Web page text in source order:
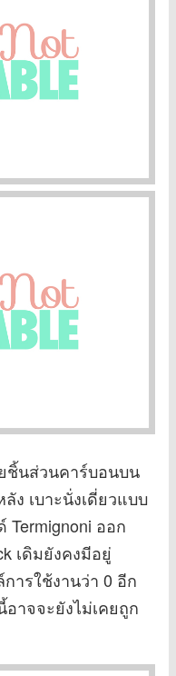
ชิ้นส่วนคาร์บอนบน
ง เบาะนั่งเดี่ยวแบบ
ออก
เดิมยังคงมีอยู่
ารใช้งานว่า 0 อีก
าจจะยังไม่เคยถูก